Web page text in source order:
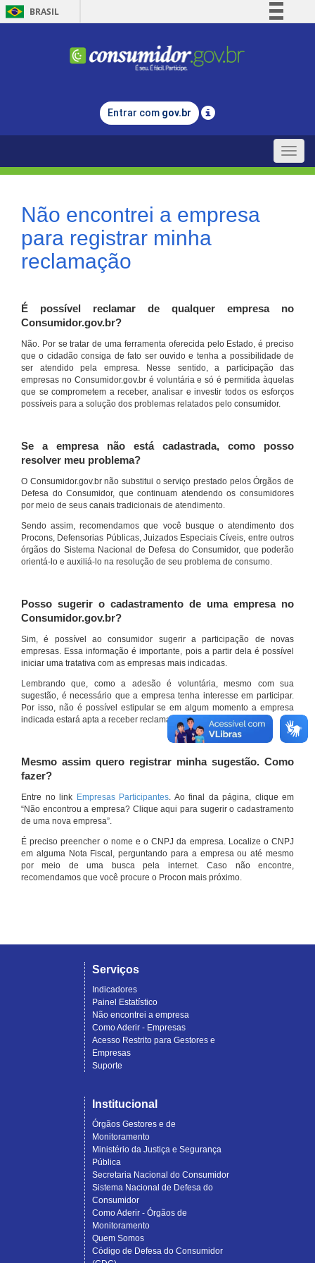
BRASIL
Comunica BR
Legislação
Entrar com gov.br
Toggle
Não encontrei a empresa
para registrar minha
reclamação
É possível reclamar de qualquer empresa no
Consumidor.gov.br?
Não. Por se tratar de uma ferramenta oferecida pelo Estado, é preciso
que o cidadão consiga de fato ser ouvido e tenha a possibilidade de
ser atendido pela empresa. Nesse sentido, a participação das
empresas no Consumidor.gov.br é voluntária e só é permitida àquelas
que se comprometem a receber, analisar e investir todos os esforços
possíveis para a solução dos problemas relatados pelo consumidor.
Se a empresa não está cadastrada, como posso
resolver meu problema?
O Consumidor.gov.br não substitui o serviço prestado pelos Órgãos de
Defesa do Consumidor, que continuam atendendo os consumidores
por meio de seus canais tradicionais de atendimento.
Sendo assim, recomendamos que você busque o atendimento dos
Procons, Defensorias Públicas, Juizados Especiais Cíveis, entre outros
órgãos do Sistema Nacional de Defesa do Consumidor, que poderão
orientá-lo e auxiliá-lo na resolução de seu problema de consumo.
Posso sugerir o cadastramento de uma empresa no
Consumidor.gov.br?
Sim, é possível ao consumidor sugerir a participação de novas
empresas. Essa informação é importante, pois a partir dela é possível
iniciar uma tratativa com as empresas mais indicadas.
Lembrando que, como a adesão é voluntária, mesmo com sua
sugestão, é necessário que a empresa tenha interesse em participar.
Por isso, não é possível estipular se em algum momento a empresa
indicada estará apta a receber reclamações por meio do site.
Mesmo assim quero registrar minha sugestão. Como
fazer?
Entre no link Empresas Participantes. Ao final da página, clique em
“Não encontrou a empresa? Clique aqui para sugerir o cadastramento
de uma nova empresa”.
É preciso preencher o nome e o CNPJ da empresa. Localize o CNPJ
em alguma Nota Fiscal, perguntando para a empresa ou até mesmo
por meio de uma busca pela internet. Caso não encontre,
recomendamos que você procure o Procon mais próximo.
Serviços
Indicadores
Painel Estatístico
Não encontrei a empresa
Como Aderir - Empresas
Acesso Restrito para Gestores e
Empresas
Suporte
Institucional
Órgãos Gestores e de
Monitoramento
Ministério da Justiça e Segurança
Pública
Secretaria Nacional do Consumidor
Sistema Nacional de Defesa do
Consumidor
Como Aderir - Órgãos de
Monitoramento
Quem Somos
Código de Defesa do Consumidor